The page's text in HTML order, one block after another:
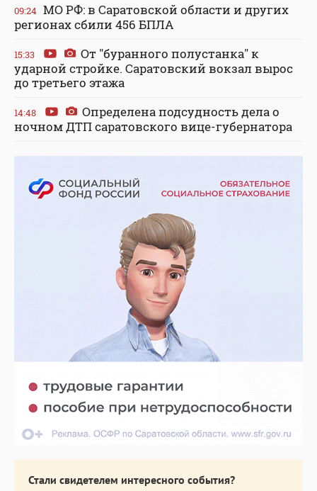
09:24 МО РФ: в Саратовской области и других
регионах сбили 456 БПЛА
15:33
От "буранного полустанка" к
ударной стройке. Саратовский вокзал вырос
до третьего этажа
14:48
Определена подсудность дела о
ночном ДТП саратовского вице-губернатора
Стали свидетелем интересного события?